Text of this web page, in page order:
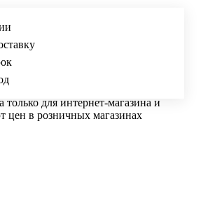
только для интернет-магазина и
цен в розничных магазинах